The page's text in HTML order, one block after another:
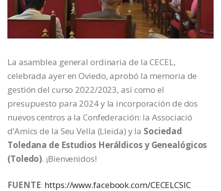
La asamblea general ordinaria de la CECEL,
celebrada ayer en Oviedo, aprobó la memoria de
gestión del curso 2022/2023, así como el
presupuesto para 2024 y la incorporación de dos
nuevos centros a la Confederación: la Associació
d’Amics de la Seu Vella (Lleida) y la Sociedad
Toledana de Estudios Heráldicos y Genealógicos
(Toledo). ¡Bienvenidos!
FUENTE: https://www.facebook.com/CECELCSIC